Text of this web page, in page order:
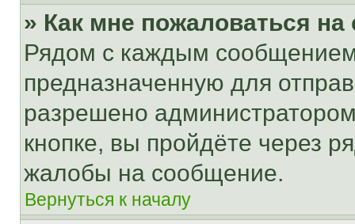
» Как мне пожаловаться
Рядом с каждым сообщением
предназначенную для
разрешено
кнопке, вы пройдёте через
жалобы на сообщение.
Вернуться к началу